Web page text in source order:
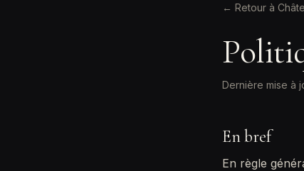
← Retour à
Dernière mise à
En bref
En règle